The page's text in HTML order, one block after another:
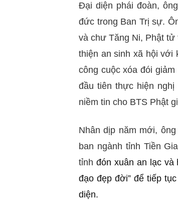
Đại diện phái đoàn,
đức trong Ban Trị sự.
và chư Tăng Ni, Phật
thiện an sinh xã hội với
công cuộc xóa đói
đầu tiên thực hiện
niềm tin cho BTS Phật
Nhân dịp năm mới,
ban ngành tỉnh Tiền
tỉnh đón xuân an lạc và
đạo đẹp đời” để tiếp
diện.